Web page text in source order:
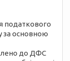
податкового
за основною
до ДФС